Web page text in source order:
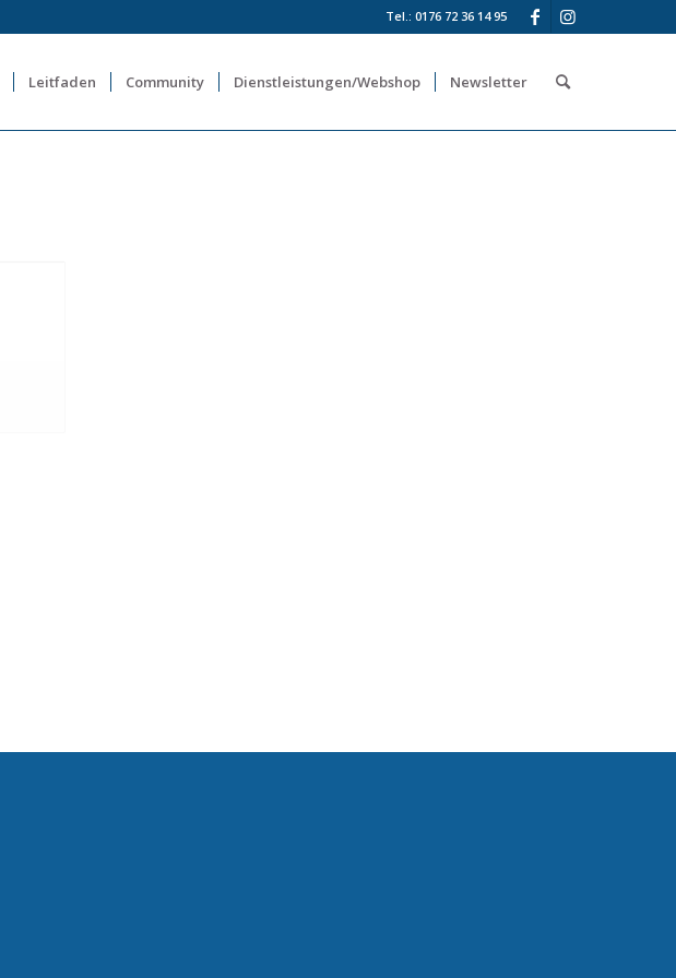
Tel.: 0176 72 36 14 95
Leitfaden Community Dienstleistungen/Webshop Newsletter